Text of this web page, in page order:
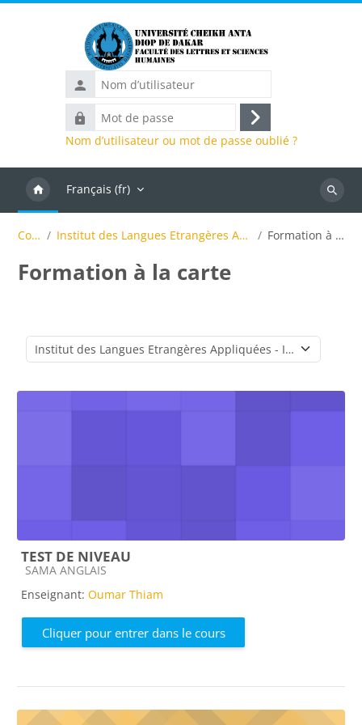
Nom
d’utilisateur
Mot
de
Connexion
Nom d’utilisateur ou mot de passe oublié ?
Français ‎(fr)‎
cours
Cours Institut des Langues Etrangères Appliquées - ILEA Formation à la carte
Formation à la carte
Catégories de cours
TEST DE NIVEAU
Catégorie de cours
SAMA ANGLAIS
Enseignant: Oumar Thiam
Cliquer pour entrer dans le cours